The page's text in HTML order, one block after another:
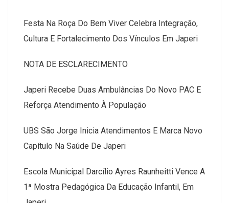
Festa Na Roça Do Bem Viver Celebra Integração,
Cultura E Fortalecimento Dos Vínculos Em Japeri
NOTA DE ESCLARECIMENTO
Japeri Recebe Duas Ambulâncias Do Novo PAC E
Reforça Atendimento À População
UBS São Jorge Inicia Atendimentos E Marca Novo
Capítulo Na Saúde De Japeri
Escola Municipal Darcílio Ayres Raunheitti Vence A
1ª Mostra Pedagógica Da Educação Infantil, Em